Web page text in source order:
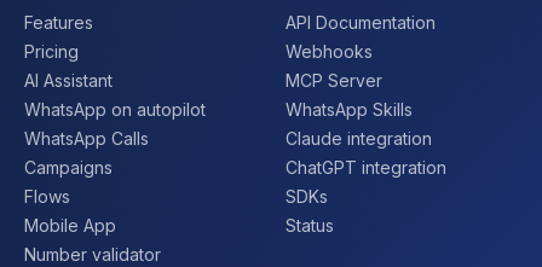
Features
Pricing
AI Assistant
WhatsApp on autopilot
WhatsApp Calls
Campaigns
Flows
Mobile App
Number validator
API Documentation
Webhooks
MCP Server
WhatsApp Skills
Claude integration
ChatGPT integration
SDKs
Status